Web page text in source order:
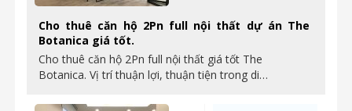
Cho thuê căn hộ 2Pn full nội thất dự án The
Botanica giá tốt.
Cho thuê căn hộ 2Pn full nội thất giá tốt The
Botanica. Vị trí thuận lợi, thuận tiện trong di…